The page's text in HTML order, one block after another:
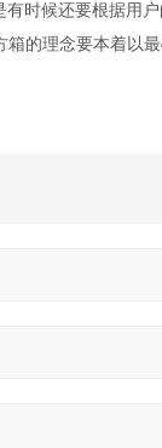
时候还要根据用
的理念要本着以